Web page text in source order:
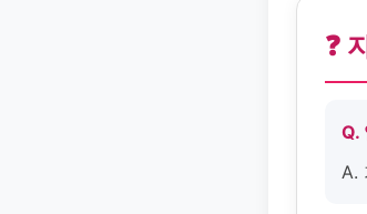
❓
Q.
A.